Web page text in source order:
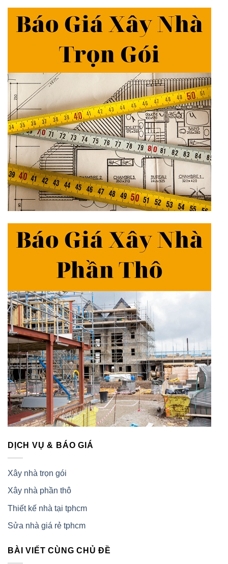
DỊCH VỤ & BÁO GIÁ
Xây nhà trọn gói
Xây nhà phần thô
Thiết kế nhà tại tphcm
Sửa nhà giá rẻ tphcm
BÀI VIẾT CÙNG CHỦ ĐỀ